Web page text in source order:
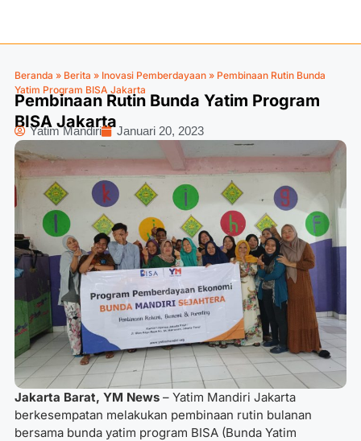
Beranda » Berita » Inovasi Pemberdayaan » Pembinaan Rutin Bunda
Yatim Program BISA Jakarta
Pembinaan Rutin Bunda Yatim Program
BISA Jakarta
Yatim Mandiri Januari 20, 2023
Jakarta Barat, YM News – Yatim Mandiri Jakarta
berkesempatan melakukan pembinaan rutin bulanan
bersama bunda yatim program BISA (Bunda Yatim